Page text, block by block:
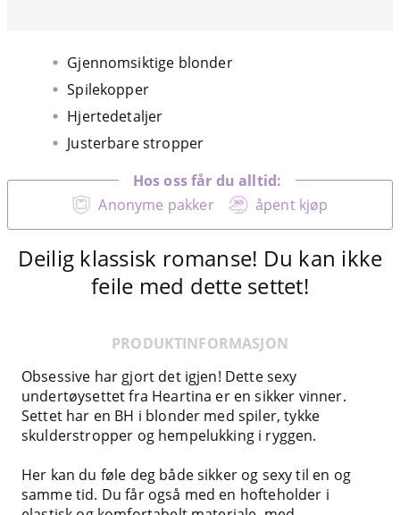
Gjennomsiktige blonder
Spilekopper
Hjertedetaljer
Justerbare stropper
Anonyme pakker åpent kjøp
Hos oss får du alltid:
Deilig klassisk romanse! Du kan ikke
feile med dette settet!
PRODUKTINFORMASJON
Obsessive har gjort det igjen! Dette sexy
undertøysettet fra Heartina er en sikker vinner.
Settet har en BH i blonder med spiler, tykke
skulderstropper og hempelukking i ryggen.
Her kan du føle deg både sikker og sexy til en og
samme tid. Du får også med en hofteholder i